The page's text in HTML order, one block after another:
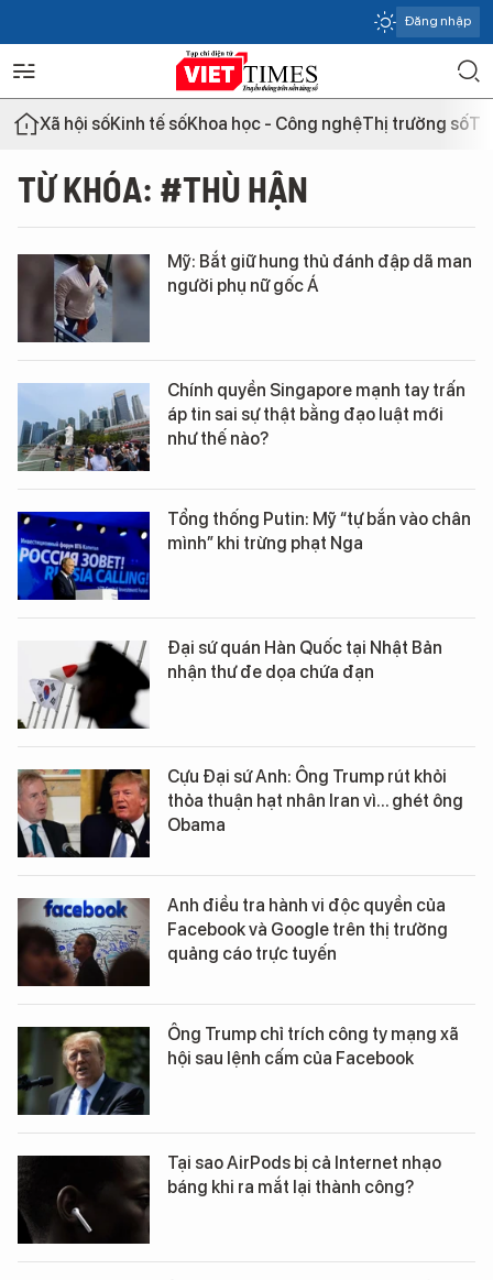
Đăng nhập
Xã hội sốKinh tế sốKhoa học - Công nghệThị trường số
TỪ KHÓA: #THÙ HẬN
Mỹ: Bắt giữ hung thủ đánh đập dã man
người phụ nữ gốc Á
Chính quyền Singapore mạnh tay trấn
áp tin sai sự thật bằng đạo luật mới
như thế nào?
Tổng thống Putin: Mỹ “tự bắn vào chân
mình” khi trừng phạt Nga
Đại sứ quán Hàn Quốc tại Nhật Bản
nhận thư đe dọa chứa đạn
Cựu Đại sứ Anh: Ông Trump rút khỏi
thỏa thuận hạt nhân Iran vì... ghét ông
Obama
Anh điều tra hành vi độc quyền của
Facebook và Google trên thị trường
quảng cáo trực tuyến
Ông Trump chỉ trích công ty mạng xã
hội sau lệnh cấm của Facebook
Tại sao AirPods bị cả Internet nhạo
báng khi ra mắt lại thành công?